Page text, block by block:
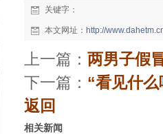
关键字：
本文网址： http://
上一篇： 两男子假
下一篇： “看见什
返回
相关新闻